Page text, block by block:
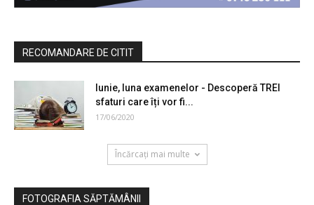
RECOMANDARE DE CITIT
Iunie,‌ ‌luna‌ ‌examenelor‌ ‌-‌ ‌Descoperă‌ ‌TREI‌
‌sfaturi‌ ‌care‌ ‌îți‌ ‌vor‌ ‌fi‌...
17/06/2020
Încărcați mai multe
FOTOGRAFIA SĂPTĂMÂNII